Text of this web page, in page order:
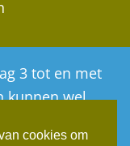
3 tot en met
kunnen wel
cookies om